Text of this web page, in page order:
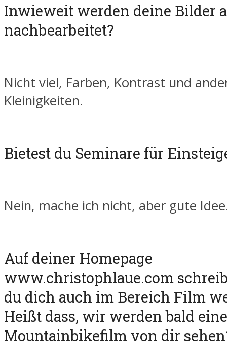
Inwieweit werden deine Bilder
nachbearbeitet?
Nicht viel, Farben, Kontrast und
Kleinigkeiten.
Bietest du Seminare für
Nein, mache ich nicht, aber gute
Auf deiner Homepage
www.christophlaue.com
du dich auch im Bereich Film
Heißt dass, wir werden bald
Mountainbikefilm von dir